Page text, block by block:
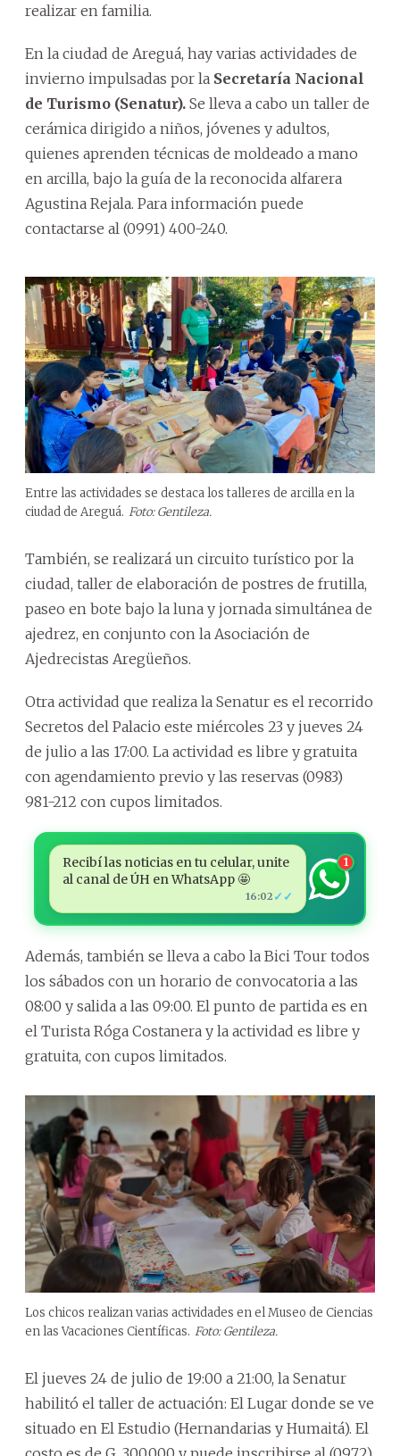
realizar en familia.
En la ciudad de Areguá, hay varias actividades de
invierno impulsadas por la Secretaría Nacional
de Turismo (Senatur). Se lleva a cabo un taller de
cerámica dirigido a niños, jóvenes y adultos,
quienes aprenden técnicas de moldeado a mano
en arcilla, bajo la guía de la reconocida alfarera
Agustina Rejala. Para información puede
contactarse al (0991) 400-240.
Entre las actividades se destaca los talleres de arcilla en la
ciudad de Areguá. Foto: Gentileza.
También, se realizará un circuito turístico por la
ciudad, taller de elaboración de postres de frutilla,
paseo en bote bajo la luna y jornada simultánea de
ajedrez, en conjunto con la Asociación de
Ajedrecistas Aregüeños.
Otra actividad que realiza la Senatur es el recorrido
Secretos del Palacio este miércoles 23 y jueves 24
de julio a las 17:00. La actividad es libre y gratuita
con agendamiento previo y las reservas (0983)
981-212 con cupos limitados.
Recibí las noticias en tu celular, unite
al canal de ÚH en WhatsApp 🤩
16:02 ✓✓
1
Además, también se lleva a cabo la Bici Tour todos
los sábados con un horario de convocatoria a las
08:00 y salida a las 09:00. El punto de partida es en
el Turista Róga Costanera y la actividad es libre y
gratuita, con cupos limitados.
Los chicos realizan varias actividades en el Museo de Ciencias
en las Vacaciones Científicas. Foto: Gentileza.
El jueves 24 de julio de 19:00 a 21:00, la Senatur
habilitó el taller de actuación: El Lugar donde se ve
situado en El Estudio (Hernandarias y Humaitá). El